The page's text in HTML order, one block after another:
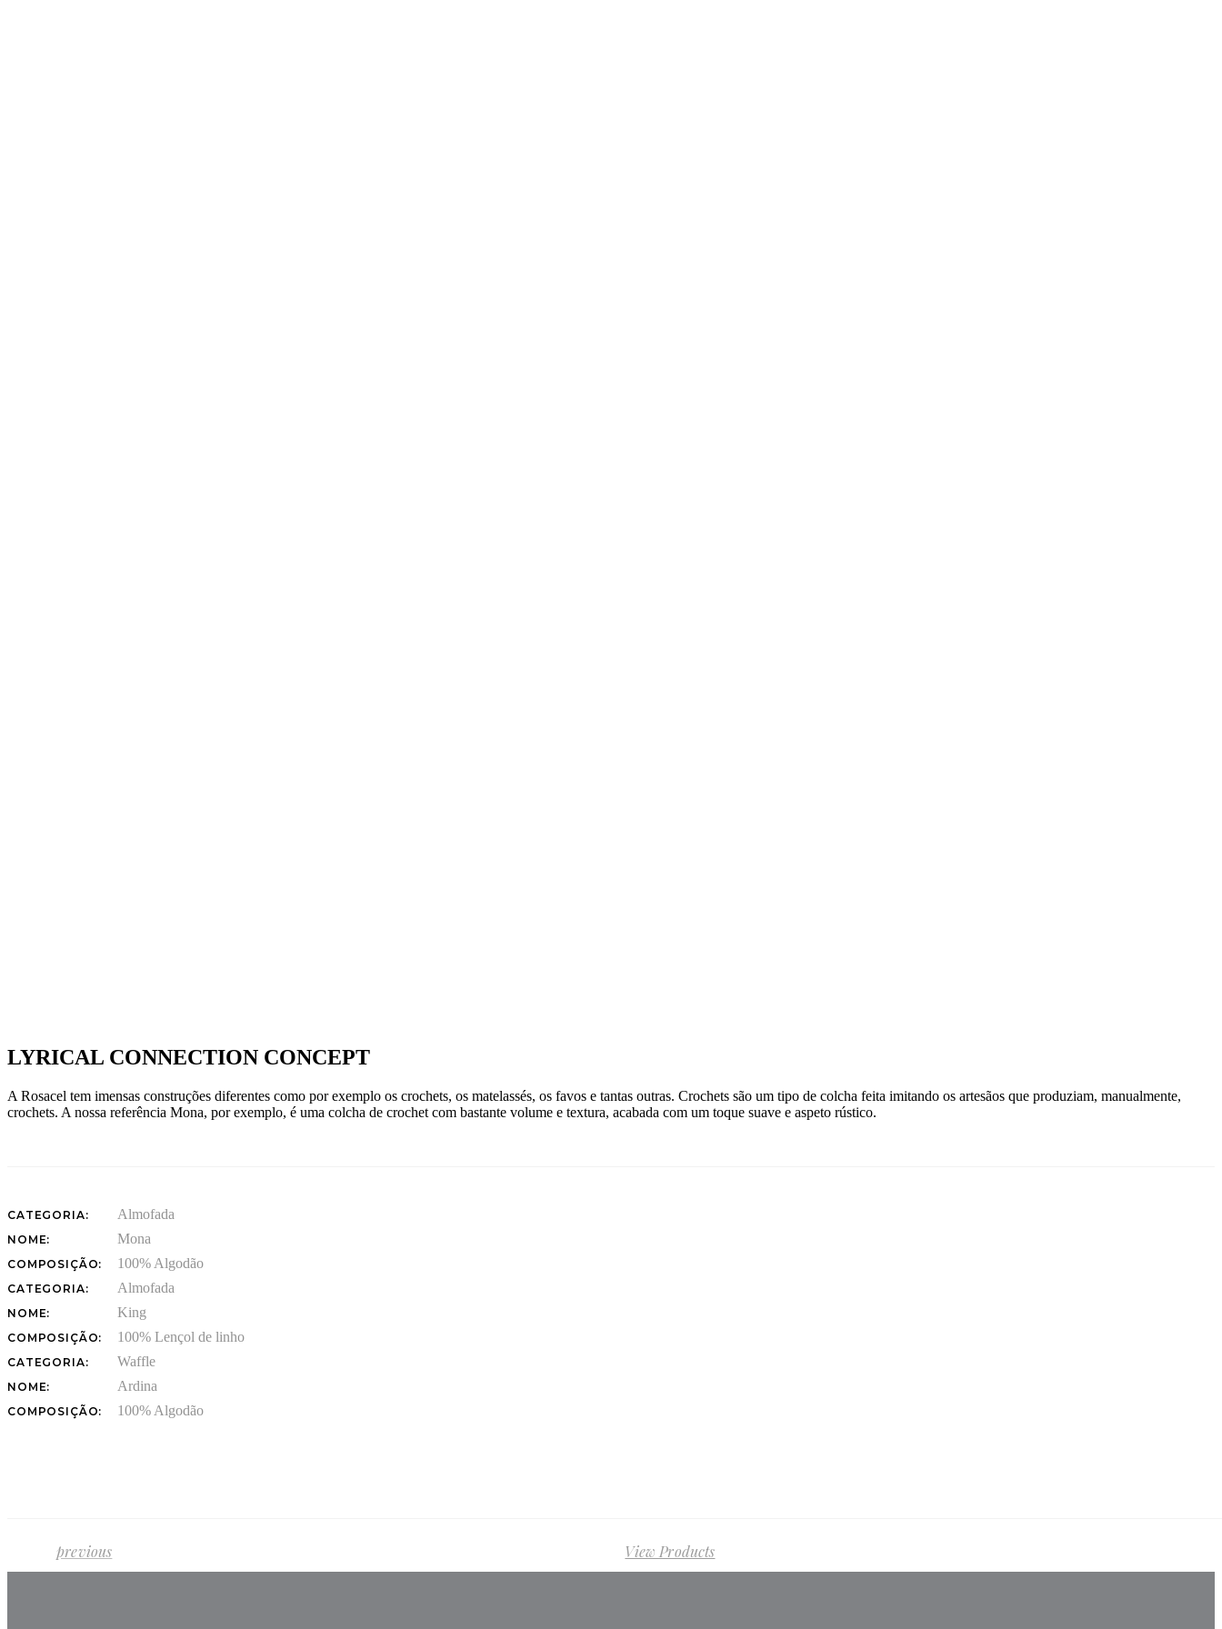
LYRICAL CONNECTION CONCEPT
A Rosacel tem imensas construções diferentes como por exemplo os crochets, os matelassés, os favos e tantas outras. Crochets são um tipo de colcha feita imitando os artesãos que produziam, manualmente,
crochets. A nossa referência Mona, por exemplo, é uma colcha de crochet com bastante volume e textura, acabada com um toque suave e aspeto rústico.
CATEGORIA: Almofada
NOME: Mona
COMPOSIÇÃO: 100% Algodão
CATEGORIA: Almofada
NOME: King
COMPOSIÇÃO: 100% Lençol de linho
CATEGORIA: Waffle
NOME: Ardina
COMPOSIÇÃO: 100% Algodão
previous View Products